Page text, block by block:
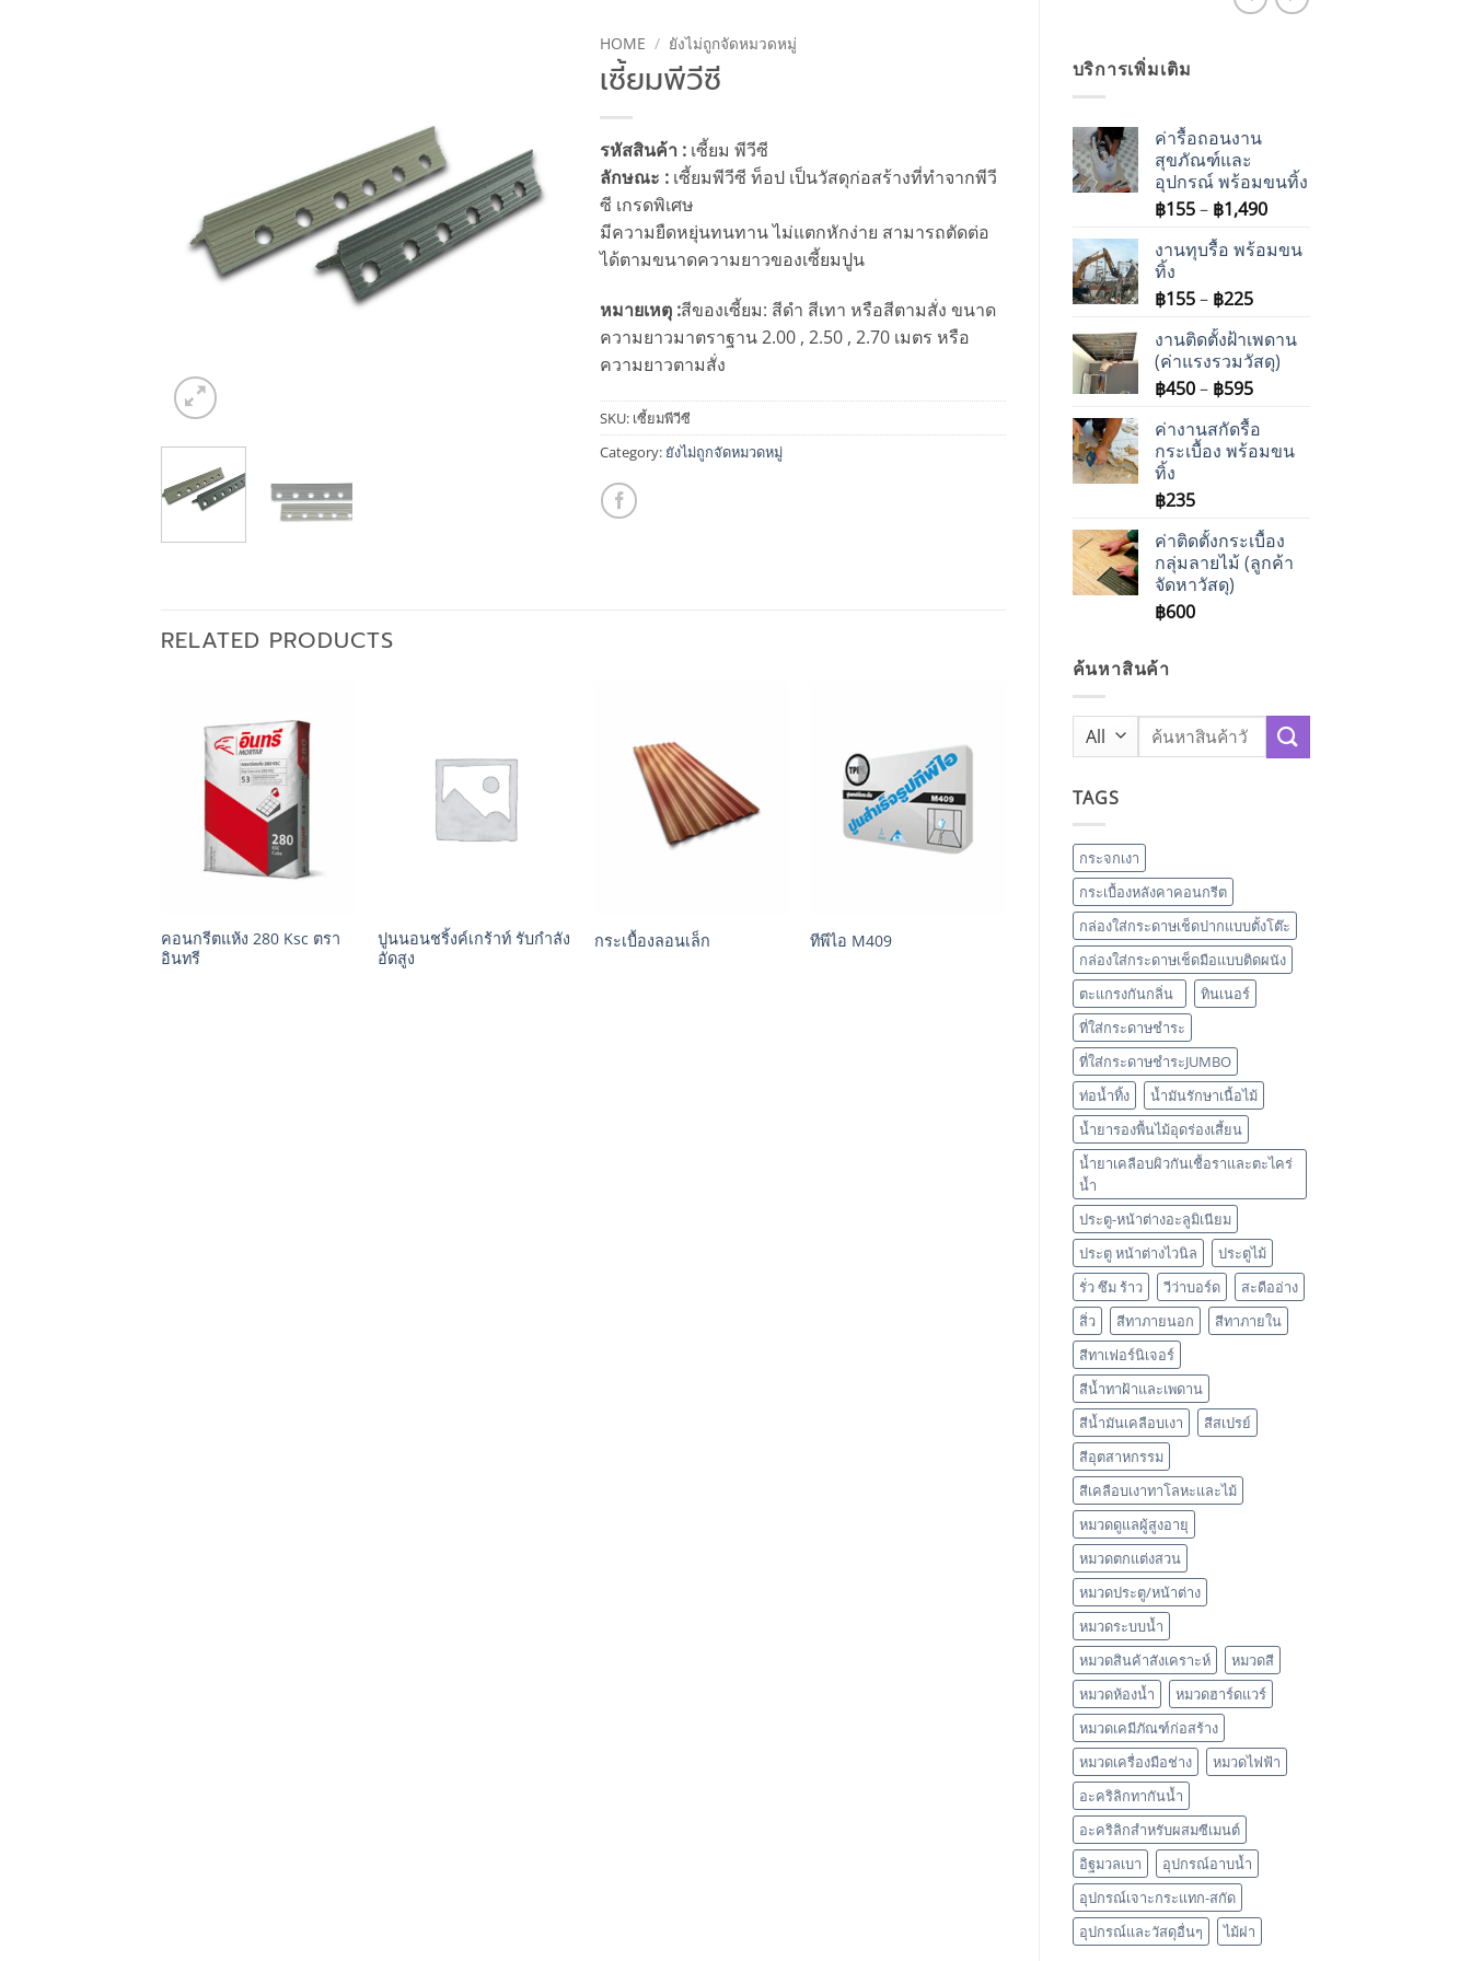
บริการเพิ่มเติม
ค่ารื้อถอนงาน
สุขภัณฑ์และ
อุปกรณ์ พร้อมขนทิ้ง
฿155 – ฿1,490Price
฿155
งานทุบรื้อ พร้อมขน
ทิ้ง
฿155 – ฿225Price
฿155
through
฿225
งานติดตั้งฝ้าเพดาน
(ค่าแรงรวมวัสดุ)
฿450 – ฿595Price
฿450
through
ค่างานสกัดรื้อ
กระเบื้อง พร้อมขน
ทิ้ง
฿235
ค่าติดตั้งกระเบื้อง
กลุ่มลายไม้ (ลูกค้า
จัดหาวัสดุ)
฿600
ค้นหาสินค้า
Search
for:
TAGS
กระจกเงา
กระเบื้องหลังคาคอนกรีต
กล่องใส่กระดาษเช็ดปากแบบตั้งโต๊ะ
กล่องใส่กระดาษเช็ดมือแบบติดผนัง
ตะแกรงกันกลิ่น
ทินเนอร์
ที่ใส่กระดาษชำระ
ที่ใส่กระดาษชำระJUMBO
ท่อน้ำทิ้ง
น้ำมันรักษาเนื้อไม้
น้ำยารองพื้นไม้อุดร่องเสี้ยน
น้ำยาเคลือบผิวกันเชื้อราและตะไคร่
น้ำ
ประตู-หน้าต่างอะลูมิเนียม
ประตู หน้าต่างไวนิล
ประตูไม้
รั่ว ซึม ร้าว
วีว่าบอร์ด
สะดืออ่าง
สิ่ว
สีทาภายนอก
สีทาภายใน
สีทาเฟอร์นิเจอร์
สีน้ำทาฝ้าและเพดาน
สีน้ำมันเคลือบเงา
สีสเปรย์
สีอุตสาหกรรม
สีเคลือบเงาทาโลหะและไม้
หมวดดูแลผู้สูงอายุ
หมวดตกแต่งสวน
หมวดประตู/หน้าต่าง
หมวดระบบน้ำ
หมวดสินค้าสังเคราะห์
หมวดสี
หมวดห้องน้ำ
หมวดฮาร์ดแวร์
หมวดเคมีภัณฑ์ก่อสร้าง
หมวดเครื่องมือช่าง
หมวดไฟฟ้า
อะคริลิกทากันน้ำ
อะคริลิกสำหรับผสมซีเมนต์
อิฐมวลเบา
อุปกรณ์อาบน้ำ
อุปกรณ์เจาะกระแทก-สกัด
อุปกรณ์และวัสดุอื่นๆ
ไม้ฝา
HOME / ยังไม่ถูกจัดหมวดหมู่
เซี้ยมพีวีซี
รหัสสินค้า :เซี้ยม พีวีซี
ลักษณะ : เซี้ยมพีวีซี ท็อป เป็นวัสดุก่อสร้างที่ทำจากพีวี
ซี เกรดพิเศษ
มีความยืดหยุ่นทนทาน ไม่แตกหักง่าย สามารถตัดต่อ
ได้ตามขนาดความยาวของเซี้ยมปูน
หมายเหตุ :สีของเซี้ยม: สีดำ สีเทา หรือสีตามสั่ง ขนาด
ความยาวมาตราฐาน 2.00 , 2.50 , 2.70 เมตร หรือ
ความยาวตามสั่ง
SKU: เซี้ยมพีวีซี
Category: ยังไม่ถูกจัดหมวดหมู่
RELATED PRODUCTS
คอนกรีตแห้ง 280 Ksc ตรา
อินทรี
ปูนนอนชริ้งค์เกร้าท์ รับกำลัง
อัดสูง
กระเบื้องลอนเล็ก ทีพีไอ M409